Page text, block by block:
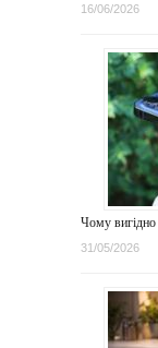
16/06/2026
Чому
31/05/2026